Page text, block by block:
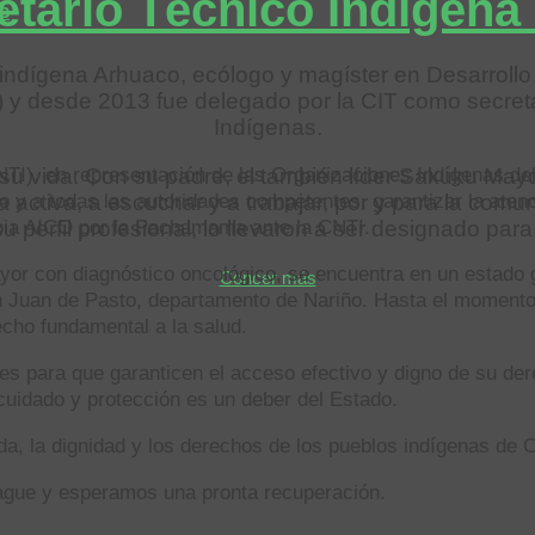
Concer más
con diagnóstico oncológico, se encuentra en un estado